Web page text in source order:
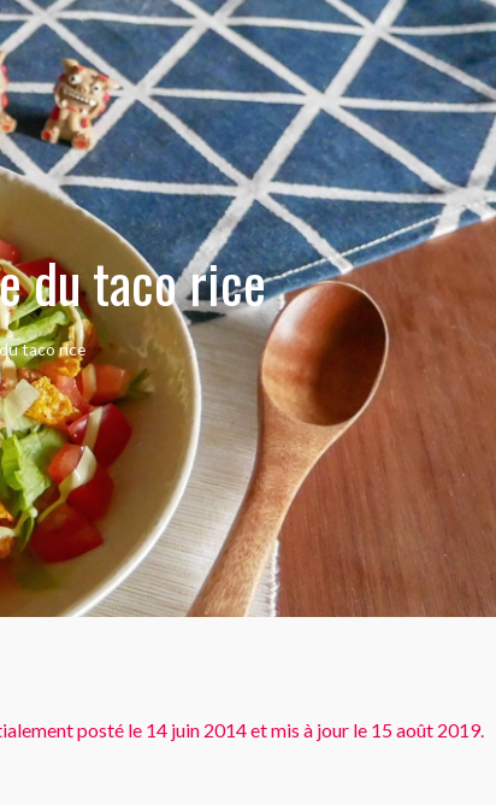
du taco rice
taco rice
posté le 14 juin 2014 et mis à jour le 15 août 2019.